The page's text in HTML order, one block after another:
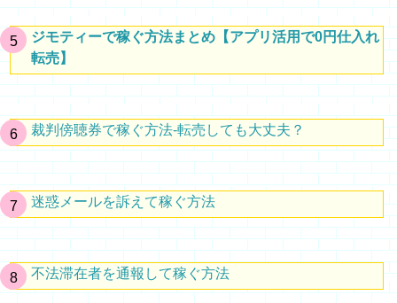
ジモティーで稼ぐ方法まとめ【アプリ活用で0円仕入れ
転売】
裁判傍聴券で稼ぐ方法-転売しても大丈夫？
迷惑メールを訴えて稼ぐ方法
不法滞在者を通報して稼ぐ方法